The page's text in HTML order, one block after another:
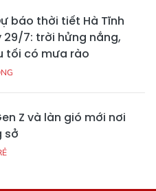
báo thời tiết Hà Tĩnh
29/7: trời hửng nắng,
tối có mưa rào
Z và làn gió mới nơi
sở